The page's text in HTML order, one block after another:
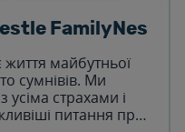
FamilyNes
життя майбутньої
сумнівів. Ми
страхами і
питання про